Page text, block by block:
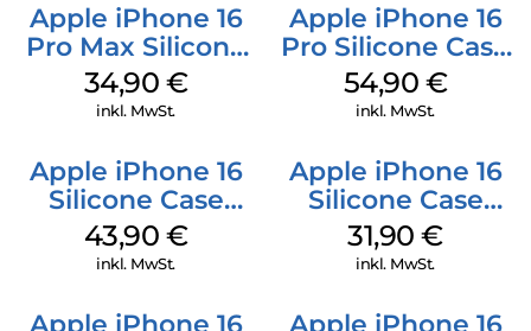
Apple iPhone 16
Pro Max Silicone
Case MagSafe
Denim
34,90 €
inkl. MwSt.
Apple iPhone 16
Pro Silicone Case
MagSafe Black
54,90 €
inkl. MwSt.
Apple iPhone 16
Silicone Case
MagSafe Plum
43,90 €
inkl. MwSt.
Apple iPhone 16
Silicone Case
MagSafe Fuchsia
31,90€
inkl. MwSt.
Apple iPhone 16 Apple iPhone 16